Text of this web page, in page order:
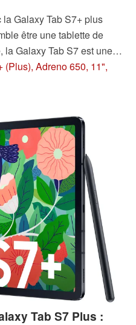
Galaxy Tab S7+ plus
être une tablette de
la Galaxy Tab S7 est une
s'avère meilleure que sa
de test pour savoir
(Plus), Adreno 650, 11",
Tab S7 Plus :